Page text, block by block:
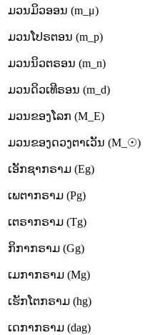
ມວນມິວອອນ (m_μ)
ມວນໂປຣຕອນ (m_p)
ມວນນິວຕຣອນ (m_n)
ມວນດິວເທີຣອນ (m_d)
ມວນຂອງໂລກ (M_E)
ມວນຂອງດວງຕາເວັນ (M_☉)
ເອັກຊາກຣາມ (Eg)
ເພຕາກຣາມ (Pg)
ເຕຣາກຣາມ (Tg)
ກິກາກຣາມ (Gg)
ເມກາກຣາມ (Mg)
ເຮັກໂຕກຣາມ (hg)
ເດກາກຣາມ (dag)